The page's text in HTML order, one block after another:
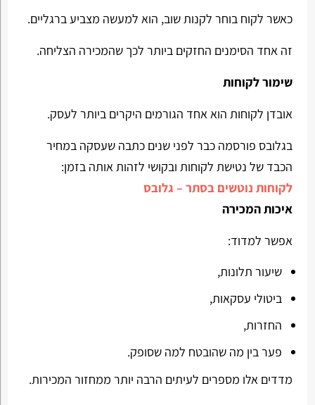
כאשר לקוח בוחר לקנות שוב, הוא למעשה מצביע ברגליים.
זה אחד הסימנים החזקים ביותר לכך שהמכירה הצליחה.
שימור לקוחות
אובדן לקוחות הוא אחד הגורמים היקרים ביותר לעסק.
בגלובס פורסמה כבר לפני שנים כתבה שעסקה במחיר
הכבד של נטישת לקוחות ובקושי לזהות אותה בזמן:
לקוחות נוטשים בסתר – גלובס
איכות המכירה
אפשר למדוד:
שיעור תלונות,
ביטולי עסקאות,
החזרות,
פער בין מה שהובטח למה שסופק.
מדדים אלו מספרים לעיתים הרבה יותר ממחזור המכירות.